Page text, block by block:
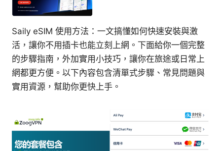
Saily eSIM 使用方法：一文搞懂如何快速安裝與激
活，讓你不用插卡也能立刻上網。下面給你一個完整
的步驟指南，外加實用小技巧，讓你在旅途或日常上
網都更方便。以下內容包含清單式步驟、常見問題與
實用資源，幫助你更快上手。